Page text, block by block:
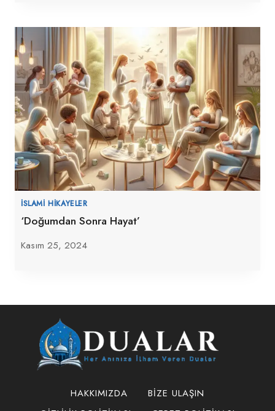
İSLAMI HIKAYELER
‘Doğumdan Sonra Hayat’
Kasım 25, 2024
HAKKIMIZDA
BIZE ULAŞIN